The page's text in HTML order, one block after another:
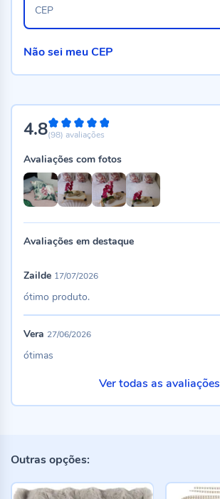
4.896%
(98) avaliações
Avaliações com fotos
Avaliações em destaque
Zailde 17/07/2026
ótimo produto.
Vera 27/06/2026
ótimas
Ver todas as avaliações
CEP
Não sei meu CEP
Outras opções: